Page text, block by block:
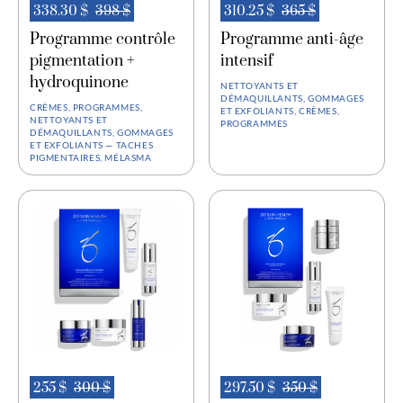
338.30 $ 398 $
Programme contrôle
pigmentation +
hydroquinone
CRÈMES, PROGRAMMES,
NETTOYANTS ET
DÉMAQUILLANTS, GOMMAGES
ET EXFOLIANTS — TACHES
PIGMENTAIRES, MÉLASMA
310.25 $ 365 $
Programme anti-âge
intensif
NETTOYANTS ET
DÉMAQUILLANTS, GOMMAGES
ET EXFOLIANTS, CRÈMES,
PROGRAMMES
255 $ 300 $ 297.50 $ 350 $